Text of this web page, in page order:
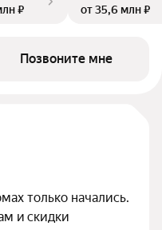
₽ от 35,6 млн ₽
Позвоните мне
только начались.
и скидки